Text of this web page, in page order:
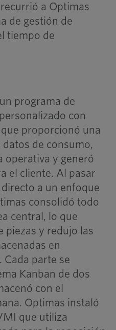
a Optimas
de gestión de
tiempo de
programa de
con
proporcionó una
de consumo,
operativa y generó
el cliente. Al pasar
a un enfoque
consolidó todo
central, lo que
piezas y redujo las
en
Cada parte se
Kanban de dos
con el
Optimas instaló
que utiliza